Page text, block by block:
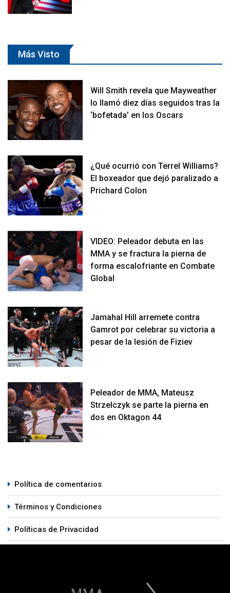
Más Visto
Will Smith revela que Mayweather
lo llamó diez días seguidos tras la
‘bofetada’ en los Oscars
¿Qué ocurrió con Terrel Williams?
El boxeador que dejó paralizado a
Prichard Colon
VIDEO: Peleador debuta en las
MMA y se fractura la pierna de
forma escalofriante en Combate
Global
Jamahal Hill arremete contra
Gamrot por celebrar su victoria a
pesar de la lesión de Fiziev
Peleador de MMA, Mateusz
Strzelczyk se parte la pierna en
dos en Oktagon 44
Política de comentarios
Términos y Condiciones
Políticas de Privacidad